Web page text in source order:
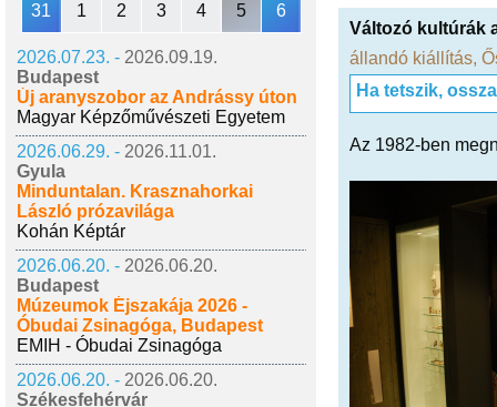
31 1 2 3 4 5 6
2026.07.23. - 2026.09.19.
Budapest
Új aranyszobor az Andrássy úton
Magyar Képzőművészeti Egyetem
2026.06.29. - 2026.11.01.
Gyula
Minduntalan. Krasznahorkai
László prózavilága
Kohán Képtár
2026.06.20. - 2026.06.20.
Budapest
Múzeumok Éjszakája 2026 -
Óbudai Zsinagóga, Budapest
EMIH - Óbudai Zsinagóga
2026.06.20. - 2026.06.20.
Székesfehérvár
Változó kultúrák
állandó kiállítás,
Ha tetszik,
Az 1982-ben